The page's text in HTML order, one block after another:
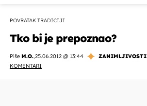
POVRATAK TRADICIJI
Tko bi je prepoznao?
Piše M.O.,25.06.2012 @ 13:44
ZANIMLJIVOSTI
KOMENTARI